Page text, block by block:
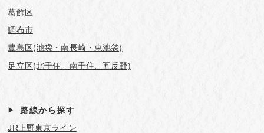
葛飾区
調布市
豊島区(池袋・南長崎・東池袋)
足立区(北千住、南千住、五反野)
路線から探す
JR上野東京ライン